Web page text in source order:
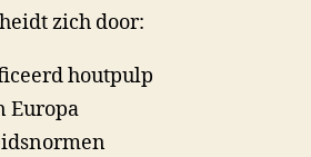
zich door:
houtpulp
Europa